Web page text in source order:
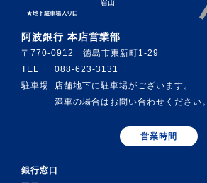
阿波銀行 本店営業部
〒770-0912 徳島市東新町1-29
TEL
088-623-3131
駐車場
店舗地下に駐車場がございます。
満車の場合はお問い合わせください。
営業時間
銀行窓口